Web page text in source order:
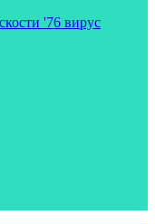
'76 вирус